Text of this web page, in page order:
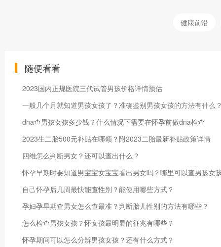
健康前沿
随便看看
2023国内正规医院三代试管男孩价格详情预估
一般几个月就知道男孩女孩了？准确鉴别男孩女孩的方法有什么
dna查男孩女孩多少钱？什么情况下需要在怀孕前做dna检查
2023生二胎500元补贴在哪领？附2023二胎最新补贴政策详情
四维怎么判断男女？还可以查出什么？
怀孕早期时要知道男宝宝女宝宝看出男女吗？哪里可以查男孩女
自己怀孕后几周最快能查性别？能使用哪些方式？
孕妇孕早期查男女怎么查最准？判断胎儿性别的方法有哪些？
怎么检查男孩女孩？怀女孩最明显的征兆有哪些？
怀孕期间可以怎么分辨男孩女孩？还有什么方式？